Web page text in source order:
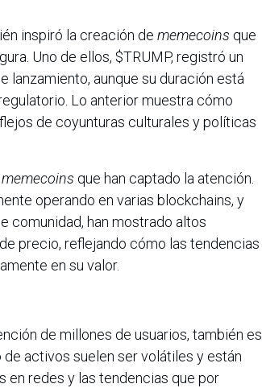
inspiró la creación de memecoins que
Uno de ellos, $TRUMP, registró un
lanzamiento, aunque su duración está
Lo anterior muestra cómo
de coyunturas culturales y políticas
memecoins que han captado la atención.
operando en varias blockchains, y
comunidad, han mostrado altos
precio, reflejando cómo las tendencias
en su valor.
de millones de usuarios, también es
activos suelen ser volátiles y están
en redes y las tendencias que por